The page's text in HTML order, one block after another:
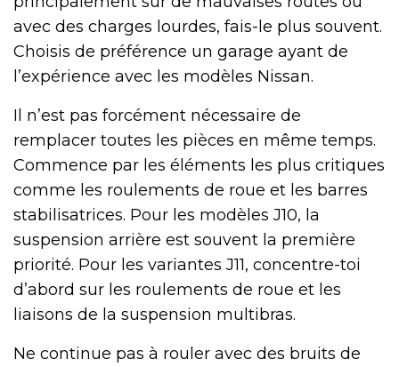
avec des charges lourdes, fais-le plus souvent.
Choisis de préférence un garage ayant de
l’expérience avec les modèles Nissan.
Il n’est pas forcément nécessaire de
remplacer toutes les pièces en même temps.
Commence par les éléments les plus critiques
comme les roulements de roue et les barres
stabilisatrices. Pour les modèles J10, la
suspension arrière est souvent la première
priorité. Pour les variantes J11, concentre-toi
d’abord sur les roulements de roue et les
liaisons de la suspension multibras.
Ne continue pas à rouler avec des bruits de